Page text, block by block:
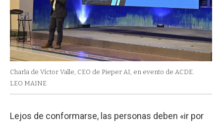
Charla de Víctor Valle, CEO de Pieper AI, en evento de ACDE.
LEO MAINE
Lejos de conformarse, las personas deben «ir por